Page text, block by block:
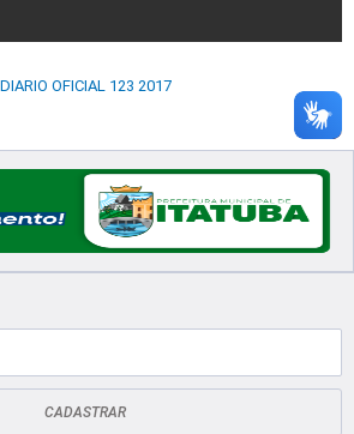
DIARIO OFICIAL 123 2017
CADASTRAR